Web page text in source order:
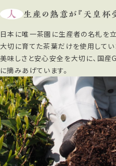
人 生産の熱意が『天皇杯
日本に唯一茶園に生産者の名札を
大切に育てた茶葉だけを使用してい
美味しさと安心安全を大切に、国
に摘みあげています。